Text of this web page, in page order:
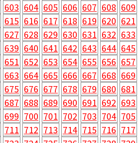
603 604 605 606 607 608 609
615 616 617 618 619 620 621
627 628 629 630 631 632 633
639 640 641 642 643 644 645
651 652 653 654 655 656 657
663 664 665 666 667 668 669
675 676 677 678 679 680 681
687 688 689 690 691 692 693
699 700 701 702 703 704 705
711 712 713 714 715 716 717